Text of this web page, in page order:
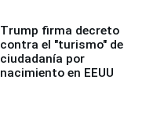
Trump firma decreto
contra el "turismo" de
ciudadanía por
nacimiento en EEUU